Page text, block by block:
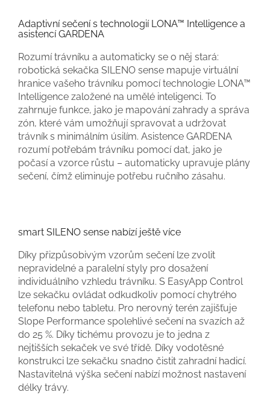
Adaptivní sečení s technologií LONA™ Intelligence a
asistencí GARDENA
Rozumí trávníku a automaticky se o něj stará:
robotická sekačka SILENO sense mapuje virtuální
hranice vašeho trávníku pomocí technologie LONA™
Intelligence založené na umělé inteligenci. To
zahrnuje funkce, jako je mapování zahrady a správa
zón, které vám umožňují spravovat a udržovat
trávník s minimálním úsilím. Asistence GARDENA
rozumí potřebám trávníku pomocí dat, jako je
počasí a vzorce růstu – automaticky upravuje plány
sečení, čímž eliminuje potřebu ručního zásahu.
smart SILENO sense nabízí ještě více
Díky přizpůsobivým vzorům sečení lze zvolit
nepravidelné a paralelní styly pro dosažení
individuálního vzhledu trávníku. S EasyApp Control
lze sekačku ovládat odkudkoliv pomocí chytrého
telefonu nebo tabletu. Pro nerovný terén zajišťuje
Slope Performance spolehlivé sečení na svazích až
do 25 %. Díky tichému provozu je to jedna z
nejtišších sekaček ve své třídě. Díky vodotěsné
konstrukci lze sekačku snadno čistit zahradní hadicí.
Nastavitelná výška sečení nabízí možnost nastavení
délky trávy.